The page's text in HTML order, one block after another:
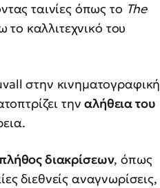
ταινίες όπως το The
το καλλιτεχνικό του
στην κινηματογραφική
τηναλήθεια του
διακρίσεων, όπως
διεθνείς αναγνωρίσεις,